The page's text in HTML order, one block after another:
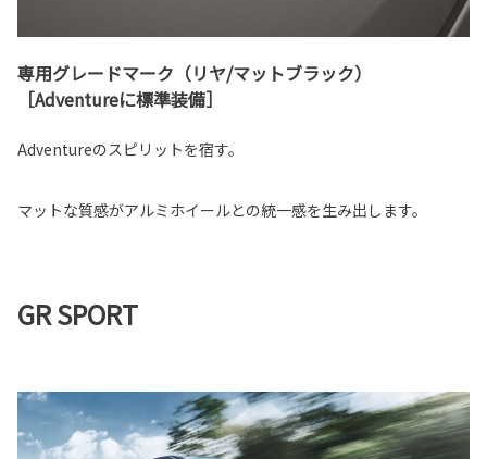
専用グレードマーク（リヤ/マットブラック）
［Adventureに標準装備］
Adventureのスピリットを宿す。
マットな質感がアルミホイールとの統一感を生み出します。
GR SPORT